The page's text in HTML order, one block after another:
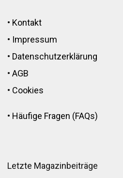
• Kontakt
• Impressum
• Datenschutzerklärung
• AGB
• Cookies
• Häufige Fragen (FAQs)
Letzte Magazinbeiträge